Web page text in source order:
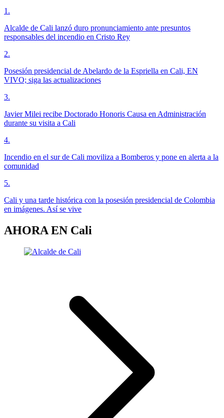
1 .
Alcalde de Cali lanzó duro pronunciamiento ante presuntos
responsables del incendio en Cristo Rey
2.
Posesión presidencial de Abelardo de la Espriella en Cali, EN
VIVO; siga las actualizaciones
3.
Javier Milei recibe Doctorado Honoris Causa en Administración
durante su visita a Cali
4.
Incendio en el sur de Cali moviliza a Bomberos y pone en alerta a la
comunidad
5.
Cali y una tarde histórica con la posesión presidencial de Colombia
en imágenes. Así se vive
AHORA EN Cali